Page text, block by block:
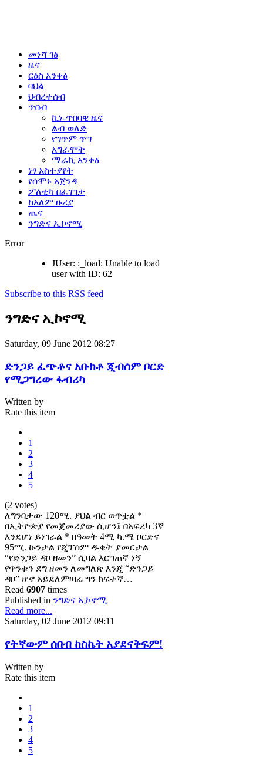
መነሻ ገፅ
ዜና
ርዕስ አንቀፅ
ባህል
ህብረተሰብ
ጥበብ
ኪነ-ጥበባዊ ዜና
ልብ ወለድ
የግጥም ጥግ
አግራሞት
ማራኪ አንቀፅ
ነፃ አስተያየት
የሰሞኑ አጀንዳ
ፖለቲካ በፈገግታ
ከአለም ዙሪያ
ጤና
ንግድና ኢኮኖሚ
Error
JUser: :_load: Unable to load
user with ID: 62
Subscribe to this RSS feed
ንግድና ኢኮኖሚ
Saturday, 09 June 2012 08:27
ድንጋይ ፈጭቶና አቡክቶ ጂብሰም ቦርድ
የሚጋግረው ፋብሪካ
Written by
Rate this item
1
2
3
4
5
(2 votes)
ለግንባታው 120ሚ. ያህል ብር ወጥቷል *
በኢትዮጵያ የመጀመሪያው ሲሆን፤ በአፍሪካ 3ኛ
እንደሆነ ይነገራል * በዓመት 4ሚ ካ.ሜ ቦርድና
95ሚ. ኩንታል የጂፕሰም ዱቄት ያመርታል
“የድንጋይ ዳቦ ዘመን” ሲባል እርግጠኛ ነኝ
የጥንቱን ደግ ዘመን ለመግለጽ እንጂ “ድንጋይ
ዳቦ” ሆኖ አይደለም፡ዛሬ ግን ከፍተኛ…
Read 6907 times
Published in ንግድና ኢኮኖሚ
Read more...
Saturday, 02 June 2012 09:11
የትኛውም ሰበብ ከስኬት አያደናቅፍም!
Written by
Rate this item
1
2
3
4
5